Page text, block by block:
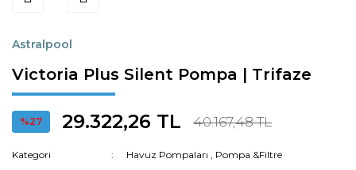
Astralpool
Victoria Plus Silent Pompa | Trifaze
%27 29.322,26 TL 40.167,48 TL
Kategori Havuz Pompaları , Pompa &Filtre